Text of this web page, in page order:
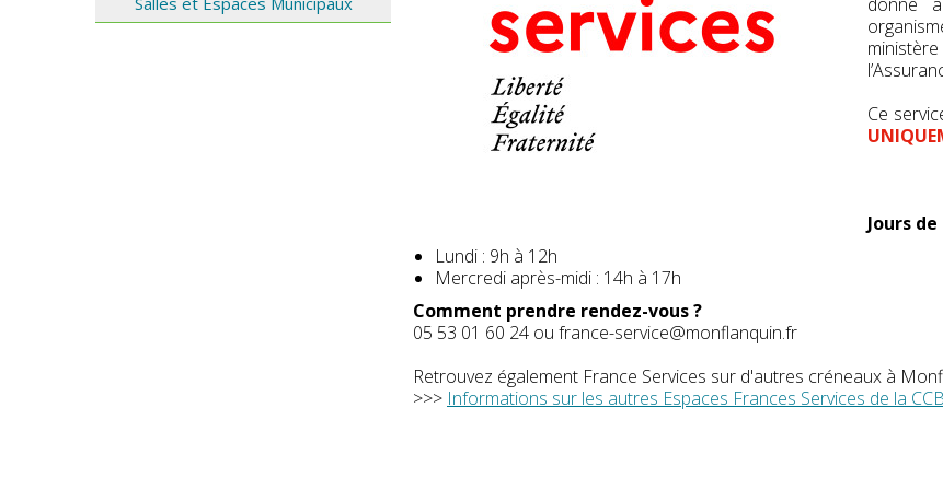
Ce
Jours
Lundi : 9h à 12h
Mercredi après-midi : 14h à 17h
Comment prendre rendez-vous ?
05 53 01 60 24 ou france-service@monflanquin.fr
Retrouvez également France Services sur d'autres créneaux à
>>> Informations sur les autres Espaces Frances Services de la